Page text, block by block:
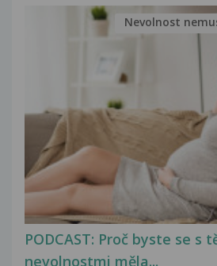
PODCAST: Proč byste se s
nevolnostmi měla...
Nevolnost